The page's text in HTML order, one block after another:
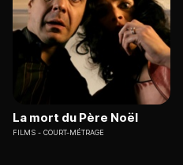
La mort du Père Noël
FILMS COURT-MÉTRAGE